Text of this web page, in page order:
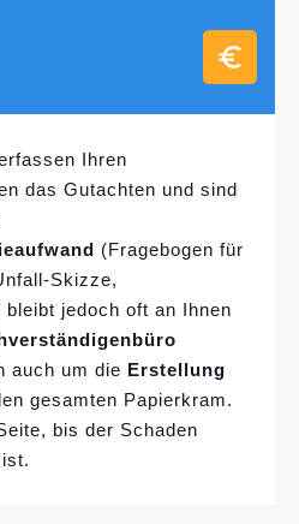
Ihren
das Gutachten und sind
(Fragebogen für
Skizze,
jedoch oft an Ihnen
auch um die Erstellung
gesamten Papierkram.
bis der Schaden
ist.